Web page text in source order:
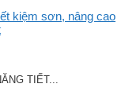
kiệm sơn, nâng cao
TIẾT...